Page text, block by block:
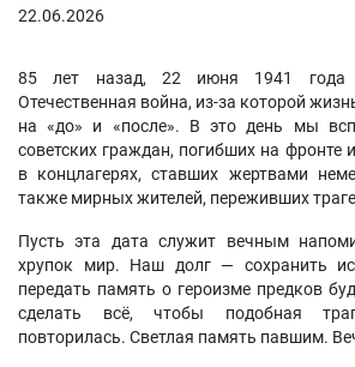
22.06.2026
85 лет назад, 22 июня 1941 года
Отечественная война, из-за которой
на «до» и «после». В это день мы
советских граждан, погибших на фронте
в концлагерях, ставших жертвами
также мирных жителей, переживших
Пусть эта дата служит вечным
хрупок мир. Наш долг — сохранить
передать память о героизме предков
сделать всё, чтобы подобная
повторилась. Светлая память павшим.